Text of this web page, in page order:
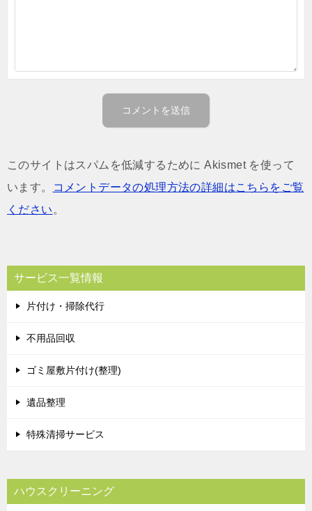
このサイトはスパムを低減するために Akismet を使って
います。
コメントデータの処理方法の詳細はこちらをご覧
ください 。
サービス一覧情報
片付け・掃除代行
不用品回収
ゴミ屋敷片付け(整理)
遺品整理
特殊清掃サービス
ハウスクリーニング